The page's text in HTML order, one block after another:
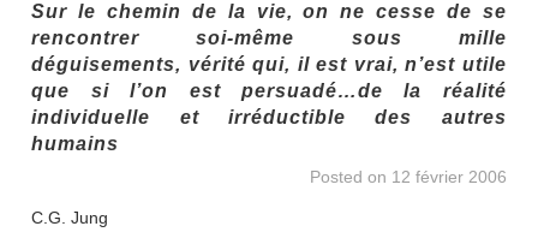
Sur le chemin de la vie, on ne cesse de se
rencontrer soi-même sous mille
déguisements, vérité qui, il est vrai, n’est utile
que si l’on est persuadé…de la réalité
individuelle et irréductible des autres
humains
Posted on 12 février 2006
C.G. Jung